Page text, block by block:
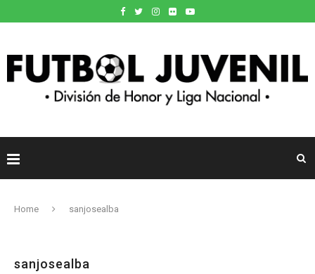
Home sanjosealba
sanjosealba